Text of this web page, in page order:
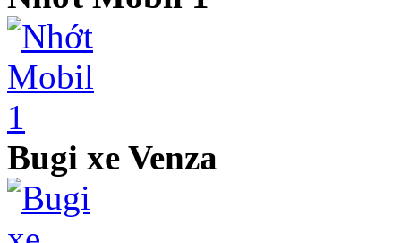
Bugi xe Venza